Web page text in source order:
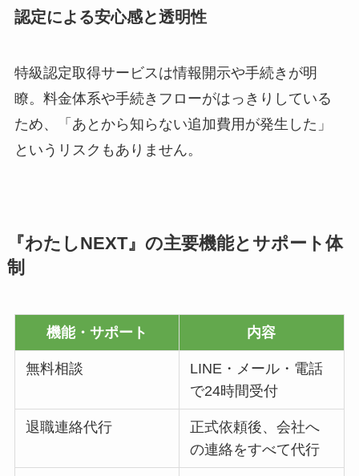
認定による安心感と透明性
特級認定取得サービスは情報開示や手続きが明
瞭。料金体系や手続きフローがはっきりしている
ため、「あとから知らない追加費用が発生した」
というリスクもありません。
『わたしNEXT』の主要機能とサポート体
制
機能・サポート 内容
無料相談
LINE・メール・電話
で24時間受付
退職連絡代行
正式依頼後、会社へ
の連絡をすべて代行